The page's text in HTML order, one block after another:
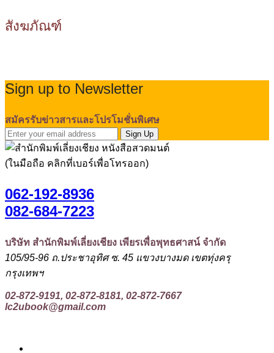
สังฆภัณฑ์
Sign up to Newsletter
สมัครรับข่าวสารและโปรโมชั่นพิเศษ
Sign Up
(ในมือถือ คลิกที่เบอร์เพื่อโทรออก)
062-192-8936
082-684-7223
บริษัท สำนักพิมพ์เลี่ยงเชียง เพียรเพื่อพุทธศาสน์ จำกัด
105/95-96 ถ.ประชาอุทิศ ซ. 45 แขวงบางมด เขตทุ่งครุ
กรุงเทพฯ
02-872-9191, 02-872-8181, 02-872-7667
lc2ubook@gmail.com